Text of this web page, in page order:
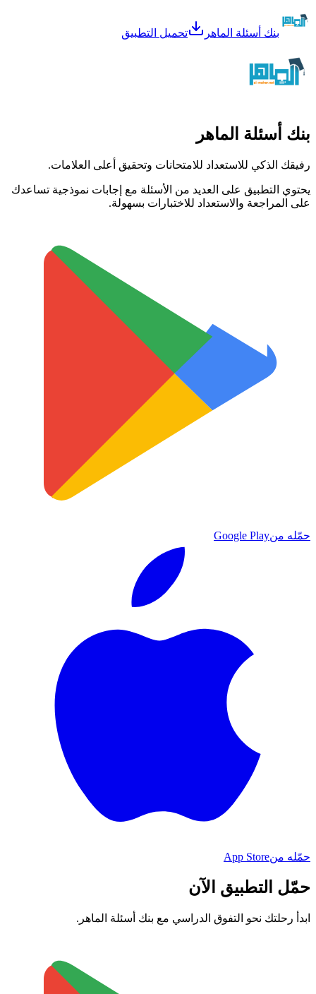
بنك أسئلة الماهر تحميل التطبيق
بنك أسئلة الماهر
رفيقك الذكي للاستعداد للامتحانات وتحقيق أعلى العلامات.
يحتوي التطبيق على العديد من الأسئلة مع إجابات نموذجية تساعدك
على المراجعة والاستعداد للاختبارات بسهولة.
حمّله منGoogle Play
حمّله منApp Store
حمّل التطبيق الآن
ابدأ رحلتك نحو التفوق الدراسي مع بنك أسئلة الماهر.